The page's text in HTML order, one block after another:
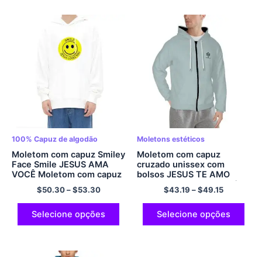
100% Capuz de algodão
Moletom com capuz Smiley
Face Smile JESUS ​​AMA
VOCÊ Moletom com capuz
tamanho europeu
acolchoado de algodão
com capuz pulôver grande
com capuz para saúde
mental multicolorido
$50.30–$53.30
Selecione opções
Moletons estéticos
Moletom com capuz
cruzado unissex com
bolsos JESUS ​​TE AMO
Moletom com capuz Saúde
Mental Moletom com zíper
Moletom com capuz de
poliéster Moletom azul
claro
$43.19 –$49.15
Selecione opções